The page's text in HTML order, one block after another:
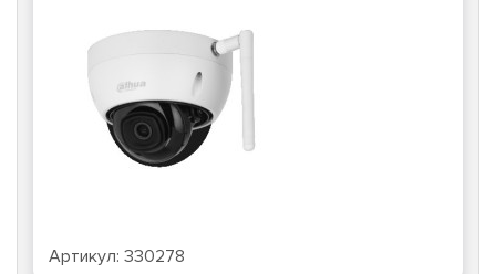
Артикул: 330278